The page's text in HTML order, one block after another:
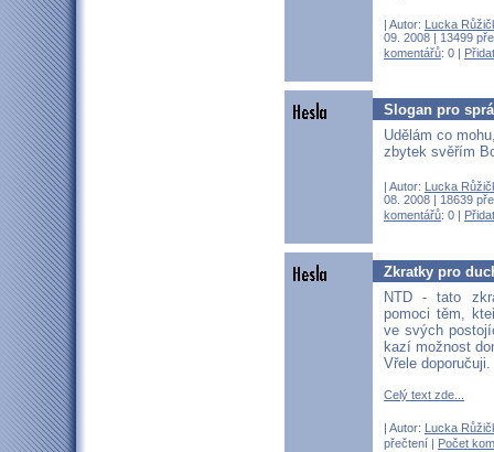
| Autor: Lucka
09. 2008 | 13499
komentářů: 0 |
Slogan pro
Udělám co
zbytek svěřím
| Autor:
Lucka
08. 2008 | 18639
komentářů: 0 |
Zkratky pro
NTD - tato
pomoci těm,
ve svých
kazí možnost
Vřele doporučuji.
Celý text zde...
| Autor: Lucka
přečtení |
Počet